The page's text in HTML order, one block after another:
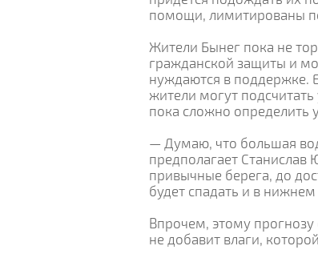
помощи, лимитированы
Жители Бынег пока не
гражданской защиты и
нуждаются в поддержке.
жители могут
пока сложно определить
— Думаю, что большая
предполагает Станислав
привычные берега, до
будет спадать и в
Впрочем, этому прогнозу
не добавит влаги,